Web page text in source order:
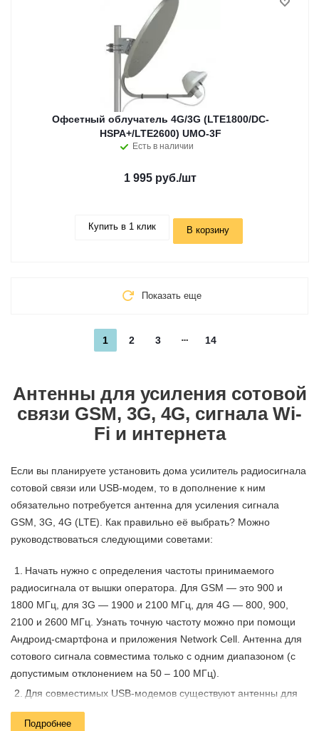
Офсетный облучатель 4G/3G (LTE1800/DC-
HSPA+/LTE2600) UMO-3F
Есть в наличии
1 995 руб./шт
Купить в 1 клик В корзину
Показать еще
1 2 3 14
Антенны для усиления сотовой
связи GSM, 3G, 4G, сигнала Wi-
Fi и интернета
Если вы планируете установить дома усилитель радиосигнала
сотовой связи или USB-модем, то в дополнение к ним
обязательно потребуется антенна для усиления сигнала
GSM, 3G, 4G (LTE). Как правильно её выбрать? Можно
руководствоваться следующими советами:
Начать нужно с определения частоты принимаемого
радиосигнала от вышки оператора. Для GSM — это 900 и
1800 МГц, для 3G — 1900 и 2100 МГц, для 4G — 800, 900,
2100 и 2600 МГц. Узнать точную частоту можно при помощи
Андроид-смартфона и приложения Network Cell. Антенна для
сотового сигнала совместима только с одним диапазоном (с
допустимым отклонением на 50 – 100 МГц).
Для совместимых USB-модемов существуют антенны для
интернет сигнала с поддержкой
функции MIMO (одновременный прием и передача данных
Подробнее